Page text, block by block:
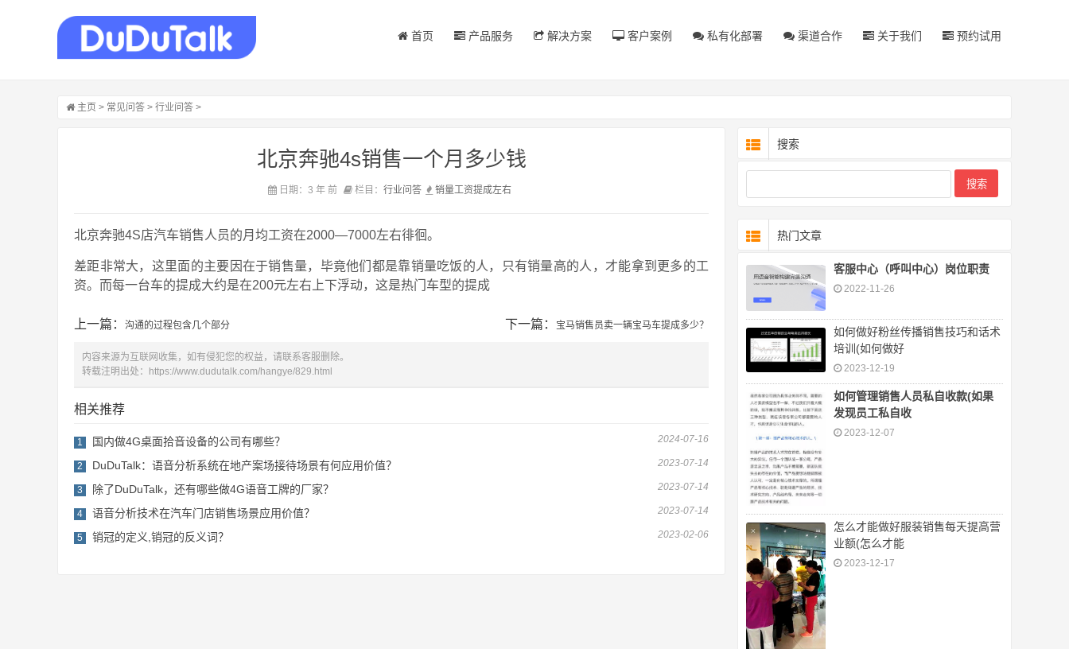
首页 产品服务 解决方案 客户案例 私有化部署 渠道合作 关于我们 预约试用
主页 > 常见问答 > 行业问答 >
北京奔驰4s销售一个月多少钱
日期：3 年 前 栏目： 行业问答 销量工资提成左右
北京奔驰4S店汽车销售人员的月均工资在2000—7000左右徘徊。
差距非常大，这里面的主要因在于销售量，毕竟他们都是靠销量吃饭的人，只有销量高的人，才能拿到更多的工
资。而每一台车的提成大约是在200元左右上下浮动，这是热门车型的提成
上一篇： 沟通的过程包含几个部分 下一篇： 宝马销售员卖一辆宝马车提成多少？
内容来源为互联网收集，如有侵犯您的权益，请联系客服删除。
转载注明出处：
https://www.dudutalk.com/hangye/829.html
相关推荐
2024-07-16
1 国内做4G桌面拾音设备的公司有哪些？
2023-07-14
2 DuDuTalk：语音分析系统在地产案场接待场景有何应用价值？
2023-07-14
3 除了DuDuTalk，还有哪些做4G语音工牌的厂家？
2023-07-14
4 语音分析技术在汽车门店销售场景应用价值？
2023-02-06
5 销冠的定义,销冠的反义词？
搜索
热门文章
客服中心（呼叫中心）岗位职责
2022-11-26
如何做好粉丝传播销售技巧和话术
培训(如何做好
2023-12-19
如何管理销售人员私自收款(如果
发现员工私自收
2023-12-07
怎么才能做好服装销售每天提高营
业额(怎么才能
2023-12-17